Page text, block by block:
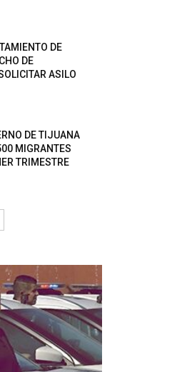
DE
DE
ASILO
DE TIJUANA
MIGRANTES
TRIMESTRE